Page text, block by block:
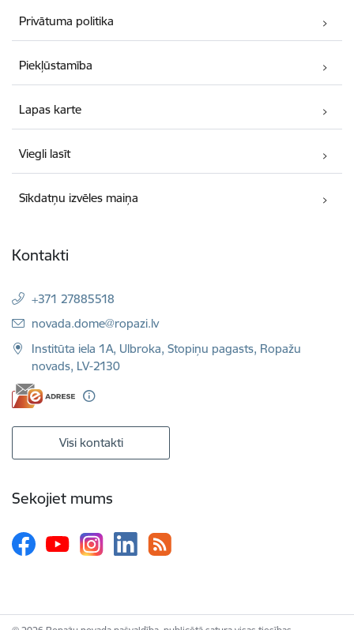
Privātuma politika
Piekļūstamība
Lapas karte
Viegli lasīt
Sīkdatņu izvēles maiņa
Kontakti
+371 27885518
E-pasts:
novada.dome@ropazi.lv
Institūta iela 1A, Ulbroka, Stopiņu pagasts, Ropažu
novads, LV-2130
Visi kontakti
Sekojiet mums